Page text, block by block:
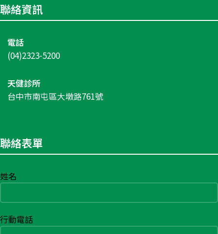
聯絡資訊
電話
(04)2323-5200
天健診所
台中市南屯區大墩路761號
聯絡表單
姓名
行動電話